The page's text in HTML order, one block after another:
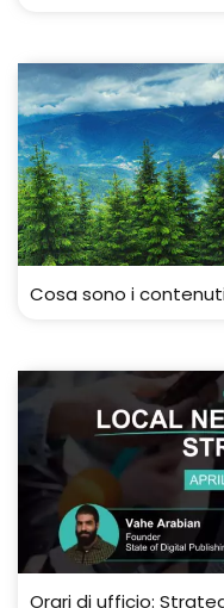
Cosa sono i
Orari di ufficio: